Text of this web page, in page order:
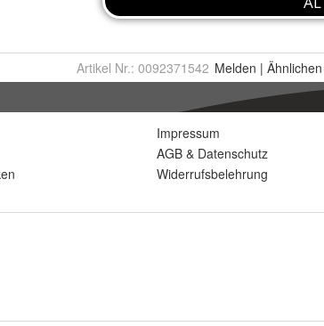
Artikel Nr.: 0092371542 Melden | Ähnlichen
Impressum
AGB & Datenschutz
Widerrufsbelehrung